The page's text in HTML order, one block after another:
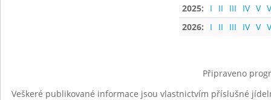
2025:
I II III IV V
2026:
I II III IV V
Připraveno
Veškeré publikované informace jsou vlastnictvím příslušné